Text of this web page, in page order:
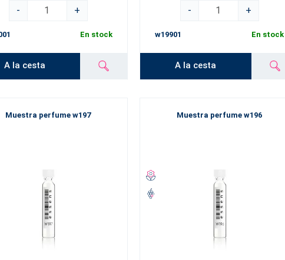
-
+
En stock
A la cesta
-
+
w19901 En stock
A la cesta
Muestra perfume w197 Muestra perfume w196